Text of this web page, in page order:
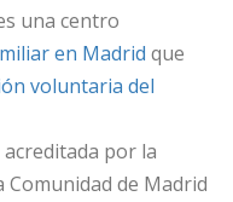
una centro
en Madrid que
voluntaria del
acreditada por la
Comunidad de Madrid